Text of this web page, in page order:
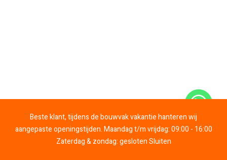
Beste klant, tijdens de bouwvak vakantie hanteren wij
aangepaste openingstijden. Maandag t/m vrijdag: 09:00 - 16:00
Zaterdag & zondag: geslotenSluiten